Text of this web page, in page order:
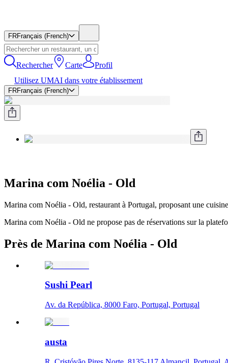
FRFrançais (French)
Rechercher Carte
Profil
Utilisez UMAI dans votre établissement
FRFrançais (French)
Marina com Noélia - Old
Marina com Noélia - Old, restaurant à Portugal, proposant une
Marina com Noélia - Old ne propose pas de réservations sur la
Près de Marina com Noélia - Old
Sushi Pearl
Av. da República, 8000 Faro, Portugal, Portugal
austa